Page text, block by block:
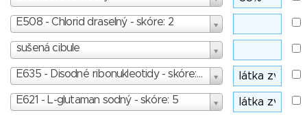
E508 - Chlorid draselný - skóre: 2
sušená cibule
E635 - Disodné ribonukleotidy - skóre: 4
E621 - L-glutaman sodný - skóre: 5